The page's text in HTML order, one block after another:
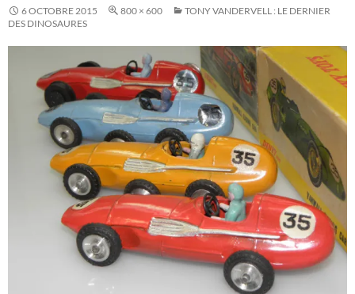
6 OCTOBRE 2015 800 × 600
TONY VANDERVELL : LE DERNIER
DES DINOSAURES